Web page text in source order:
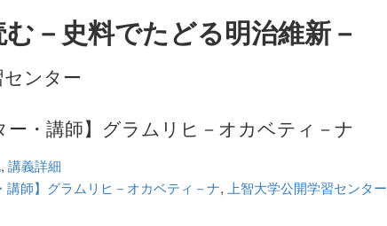
－史料でたどる明治維新－
ンター
ー・講師】グラムリヒ－オカベティ－ナ
, 講義詳細
講師】グラムリヒ－オカベティ－ナ, 上智大学公開学習センター